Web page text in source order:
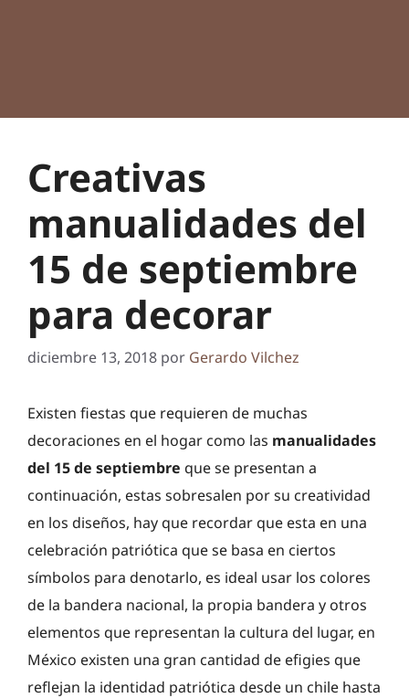
Creativas
manualidades del
15 de septiembre
para decorar
diciembre 13, 2018 por Gerardo Vilchez
Existen fiestas que requieren de muchas
decoraciones en el hogar como las manualidades
del 15 de septiembre que se presentan a
continuación, estas sobresalen por su creatividad
en los diseños, hay que recordar que esta en una
celebración patriótica que se basa en ciertos
símbolos para denotarlo, es ideal usar los colores
de la bandera nacional, la propia bandera y otros
elementos que representan la cultura del lugar, en
México existen una gran cantidad de efigies que
reflejan la identidad patriótica desde un chile hasta